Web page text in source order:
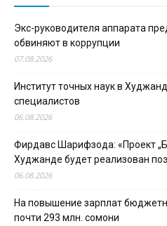
Экс-руководителя аппарата
обвиняют в коррупции
07.08.2026
Институт точных наук в
специалистов
06.08.2026
Фирдавс Шарифзода: «Проект
Худжанде будет реализован
06.08.2026
На повышение зарплат
почти 293 млн. сомони